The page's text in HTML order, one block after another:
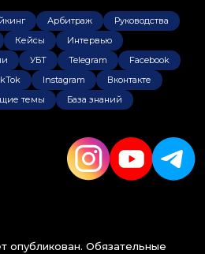
Арбитраж
Руководства
Кейсы
Интервью
УБТ Telegram
Facebook
Instagram
Вконтакте
темы База знаний
опубликован. Обязательные